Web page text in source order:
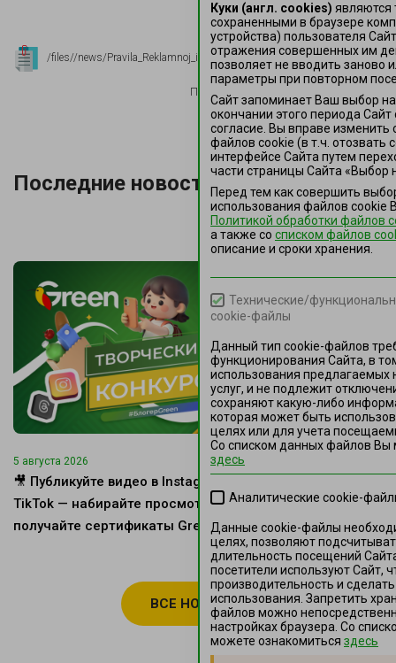
/files//news/Pravila_Reklamnoj_igry_Bochonok_Sokrovishh.pdf.pdf
Поделиться в:
Последние новости
🎥 Публикуйте видео в Instagram или
TikTok — набирайте просмотры —
получайте сертификаты Green!
5 августа 2026
— время
ВСЕ НОВОСТИ
Куки (англ. cookies) являются
сохраненными в браузере
устройства) пользователя
отражения совершенных им
позволяет не вводить заново
параметры при повторном
Сайт запоминает Ваш выбор
окончании этого периода
согласие. Вы вправе изменить
файлов сookie (в т.ч. отозвать
интерфейсе Сайта путем
части страницы Сайта «Выбор
Перед тем как совершить
использования файлов сookie
Политикой обработки файлов
а также co списком файлов
описание и сроки хранения.
Технические/
cookie-файлы
Данный тип cookie-файлов
функционирования Сайта, в
использования предлагаемых
услуг, и не подлежит
сохраняют какую-либо
которая может быть
целях или для учета
Со списком данных файлов Вы
здесь
Аналитические cookie-
Данные cookie-файлы
целях, позволяют
длительность посещений
посетители используют Сайт,
производительность и
использования. Запретить
файлов можно
настройках браузера. Со
можете ознакомиться здесь